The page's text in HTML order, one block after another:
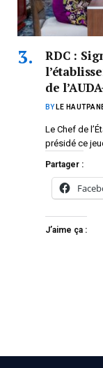
RDC :
de
BY LE
Le Chef de
présidé ce
Partager :
J’aime ça :